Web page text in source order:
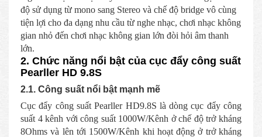
độ sử dụng từ mono sang Stereo và chế độ bridge vô cùng
tiện lợi cho đa dạng nhu cầu từ nghe nhạc, chơi nhạc không
gian nhỏ đến chơi nhạc không gian lớn đòi hỏi âm thanh
lớn.
2. Chức năng nổi bật của cục đẩy công suất
Pearller HD 9.8S
2.1. Công suất nổi bật mạnh mẽ
Cục đẩy công suất Pearller HD9.8S là dòng cục đẩy công
suất 4 kênh với công suất 1000W/Kênh ở chế độ trở kháng
8Ohms và lên tới 1500W/Kênh khi hoạt động ở trở kháng